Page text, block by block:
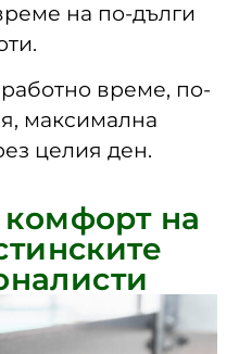
на по-дълги
време, по-
максимална
целия ден.
на